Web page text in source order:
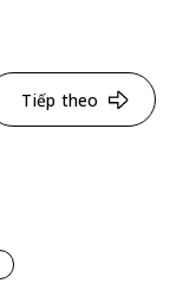
Tiếp theo